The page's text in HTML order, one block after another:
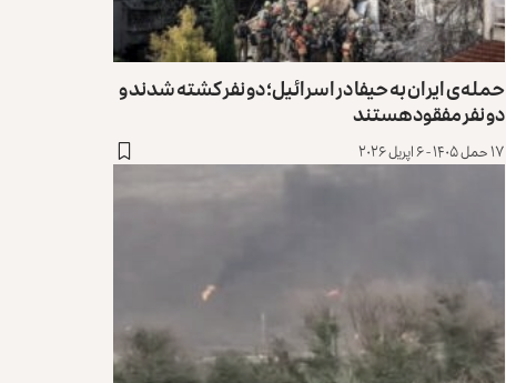
حمله‌ی ایران به حیفا در اسرائیل؛ دو نفر کشته شدند و
دو نفر مفقود هستند
۱۷ حمل ۱۴۰۵ - ۶ اپریل ۲۰۲۶